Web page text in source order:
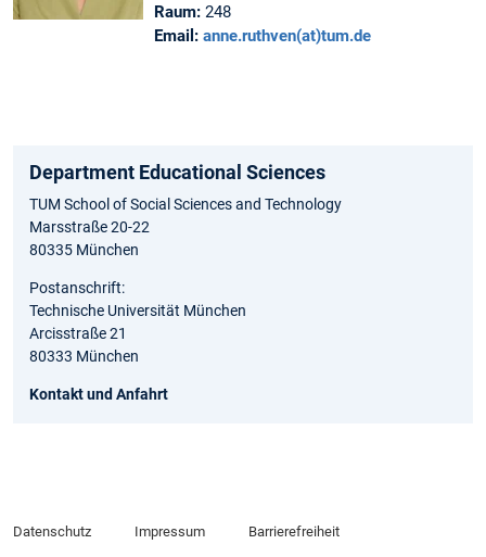
Raum: 248
Email: anne.ruthven(at)tum.de
Department Educational Sciences
TUM School of Social Sciences and Technology
Marsstraße 20-22
80335 München
Postanschrift:
Technische Universität München
Arcisstraße 21
80333 München
Kontakt und Anfahrt
Datenschutz Impressum Barrierefreiheit